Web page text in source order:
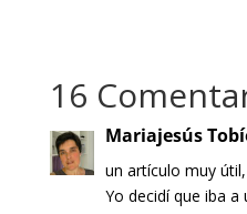
16
Mariajesús
un artículo muy
Yo decidí que iba